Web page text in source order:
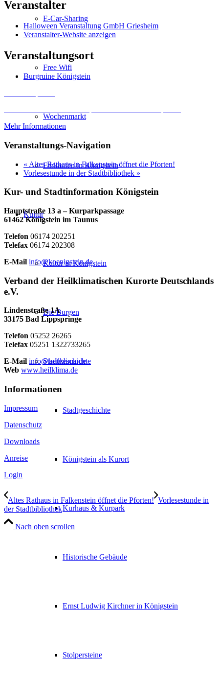
E-Car-Sharing
Free Wifi
Wochenmarkt
Einkaufen in Königstein
Kultur
Kultur in Königstein
Die Burgen
Stadtgeschichte
Stadtgeschichte
Königstein als Kurort
Kurhaus & Kurpark
Historische Gebäude
Ernst Ludwig Kirchner in Königstein
Stolpersteine
Veranstalter
Halloween Veranstaltung GmbH Griesheim
Veranstalter-Website anzeigen
Veranstaltungsort
Burgruine Königstein
Mehr Informationen
Veranstaltungs-Navigation
« Altes Rathaus in Falkenstein öffnet die Pforten!
Vorlesestunde in der Stadtbibliothek »
Kur- und Stadtinformation Königstein
Hauptstraße 13 a – Kurparkpassage
61462 Königstein im Taunus
Telefon 06174 202251
Telefax 06174 202308
E-Mail info@koenigstein.de
Verband der Heilklimatischen Kurorte Deutschlands
e.V.
Lindenstraße 1A
33175 Bad Lippspringe
Telefon 05252 26265
Telefax 05251 1322733265
E-Mail info@heilklima.de
Web www.heilklima.de
Informationen
Impressum
Datenschutz
Downloads
Anreise
Login
Altes Rathaus in Falkenstein öffnet die Pforten! Vorlesestunde in
der Stadtbibliothek
Nach oben scrollen